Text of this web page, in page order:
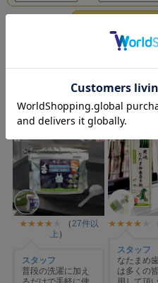
ジャンル別おススメランキング